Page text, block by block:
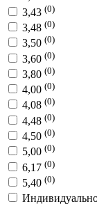
3,43 (0)
3,48 (0)
3,50 (0)
3,60 (0)
3,80 (0)
4,00 (0)
4,08 (0)
4,48 (0)
4,50 (0)
5,00 (0)
6,17 (0)
5,40 (0)